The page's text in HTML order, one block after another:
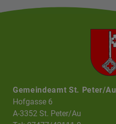
Gemeindeamt St. Peter/Au
Hofgasse 6
A-3352 St. Peter/Au